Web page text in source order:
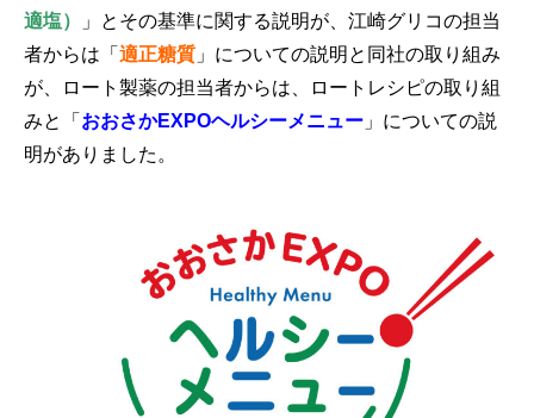
適塩）
」とその基準に関する説明が、江崎グリコの担当
者からは「 適正糖質 」についての説明と同社の取り組み
が、ロート製薬の担当者からは、ロートレシピの取り組
みと「 おおさかEXPOヘルシーメニュー 」についての説
明がありました。